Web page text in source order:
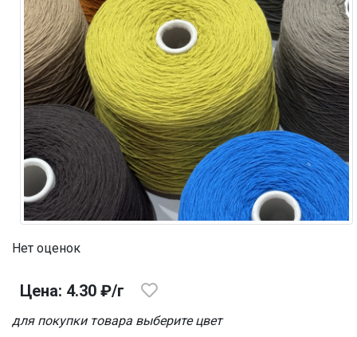
Нет оценок
Цена: 4.30 ₽/г
для покупки товара выберите цвет